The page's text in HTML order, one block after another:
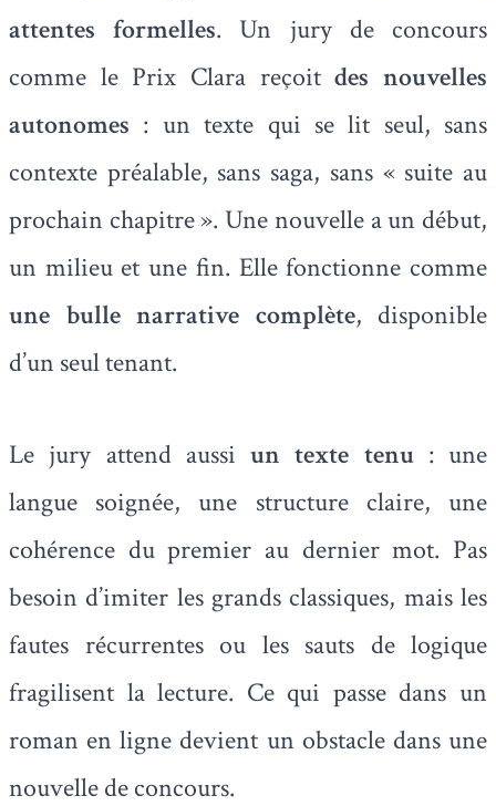
attentes formelles. Un jury de concours
comme le Prix Clara reçoitdes nouvelles
autonomes : un texte qui se lit seul, sans
contexte préalable, sans saga, sans « suite au
prochain chapitre ». Une nouvelle a un début,
un milieu et une fin. Elle fonctionne comme
une bulle narrative complète, disponible
d’un seul tenant.
Le jury attend aussi un texte tenu: une
langue soignée, une structure claire, une
cohérence du premier au dernier mot. Pas
besoin d’imiter les grands classiques, mais les
fautes récurrentes ou les sauts de logique
fragilisent la lecture. Ce qui passe dans un
roman en ligne devient un obstacle dans une
nouvelle de concours.